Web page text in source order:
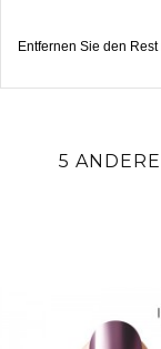
Entfernen Sie den
5